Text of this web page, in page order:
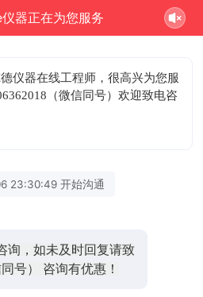
器正在为您服务
德仪器在线工程师，很高兴为您服
（微信同号）欢迎致电咨
23:30:49 开始沟通
询，如未及时回复请致
号） 咨询有优惠！